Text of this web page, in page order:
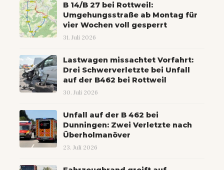
B 14/B 27 bei Rottweil:
Umgehungsstraße ab Montag für
vier Wochen voll gesperrt
31. Juli 2026
Lastwagen missachtet Vorfahrt:
Drei Schwerverletzte bei Unfall
auf der B462 bei Rottweil
30. Juli 2026
Unfall auf der B 462 bei
Dunningen: Zwei Verletzte nach
Überholmanöver
23. Juli 2026